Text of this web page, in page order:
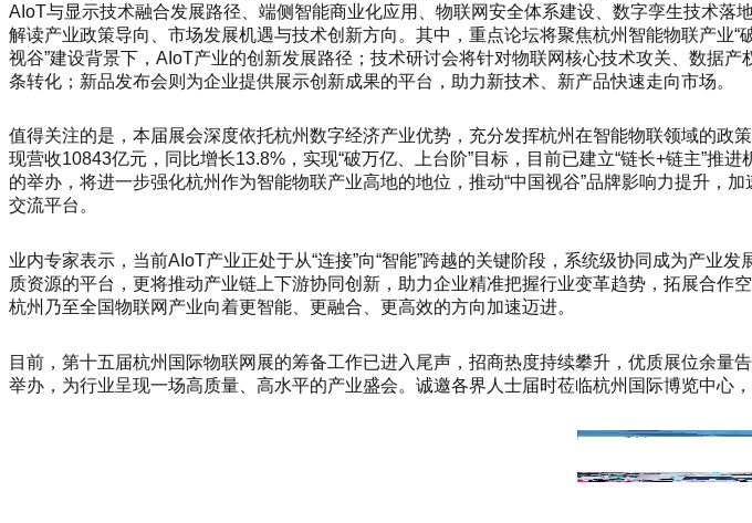
AIoT与显示技术融合发展路径、端侧智能商业化应用、物联网安全体系建设、数字孪生技术
解读产业政策导向、市场发展机遇与技术创新方向。其中，重点论坛将聚焦杭州智能物联产业
视谷”建设背景下，AIoT产业的创新发展路径；技术研讨会将针对物联网核心技术攻关、数据
条转化；新品发布会则为企业提供展示创新成果的平台，助力新技术、新产品快速走向市场。
值得关注的是，本届展会深度依托杭州数字经济产业优势，充分发挥杭州在智能物联领域的
现营收10843亿元，同比增长13.8%，实现“破万亿、上台阶”目标，目前已建立“链长+链主”
的举办，将进一步强化杭州作为智能物联产业高地的地位，推动“中国视谷”品牌影响力提升
交流平台。
业内专家表示，当前AIoT产业正处于从“连接”向“智能”跨越的关键阶段，系统级协同成为产
质资源的平台，更将推动产业链上下游协同创新，助力企业精准把握行业变革趋势，拓展合
杭州乃至全国物联网产业向着更智能、更融合、更高效的方向加速迈进。
目前，第十五届杭州国际物联网展的筹备工作已进入尾声，招商热度持续攀升，优质展位余
举办，为行业呈现一场高质量、高水平的产业盛会。诚邀各界人士届时莅临杭州国际博览中心